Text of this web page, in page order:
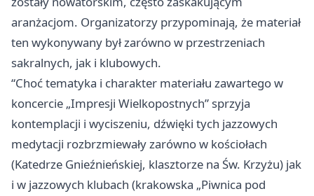
aranżacjom. Organizatorzy przypominają, że materiał
ten wykonywany był zarówno w przestrzeniach
sakralnych, jak i klubowych.
“Choć tematyka i charakter materiału zawartego w
koncercie „Impresji Wielkopostnych” sprzyja
kontemplacji i wyciszeniu, dźwięki tych jazzowych
medytacji rozbrzmiewały zarówno w kościołach
(Katedrze Gnieźnieńskiej, klasztorze na Św. Krzyżu) jak
i w jazzowych klubach (krakowska „Piwnica pod